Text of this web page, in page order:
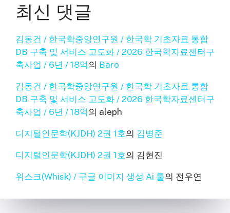
최신 댓글
김동건 / 한국학중앙연구원 / 한국학 기초자료 통합
DB 구축 및 서비스 고도화 / 2026 한국학자료센터구
축사업 / 6년 / 18억의 Baro
김동건 / 한국학중앙연구원 / 한국학 기초자료 통합
DB 구축 및 서비스 고도화 / 2026 한국학자료센터구
축사업 / 6년 / 18억의 aleph
디지털인문학(KJDH) 2권 1호의 김병준
디지털인문학(KJDH) 2권 1호의 김현진
위스크(Whisk) / 구글 이미지 생성 Ai 툴의 전우연